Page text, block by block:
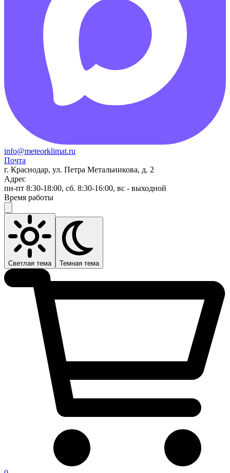
info@meteorklimat.ru
Почта
г. Краснодар, ул. Петра Метальникова, д. 2
Адрес
пн-пт 8:30-18:00, сб. 8:30-16:00, вс - выходной
Время работы
Светлая тема Темная тема